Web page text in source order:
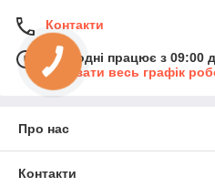
Контакти
Сьогодні працює з 09:00
Показати весь графік
Про нас
Контакти